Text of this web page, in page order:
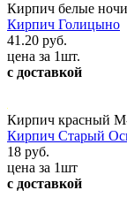
Кирпич белые
Кирпич Голицыно
41.20 руб.
цена за 1шт.
с доставкой
Кирпич красный
Кирпич Старый
18 руб.
цена за 1шт
с доставкой